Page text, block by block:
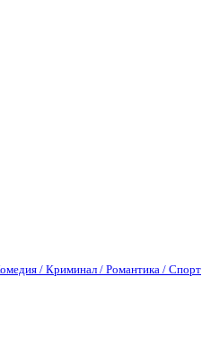
/ Криминал / Романтика / Спорт